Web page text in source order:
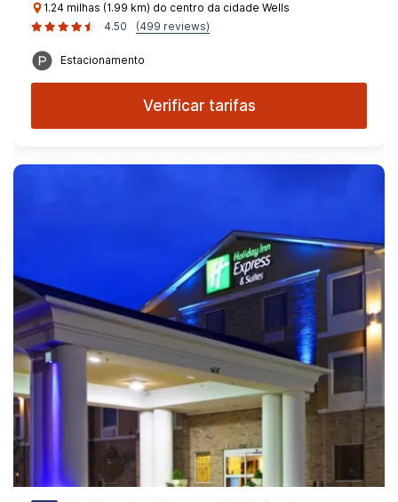
1.24 milhas (1.99 km) do centro da cidade Wells
4.50
(499 reviews)
Estacionamento
Verificar tarifas